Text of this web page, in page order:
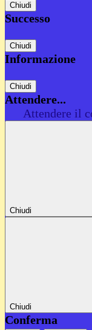
Chiudi
Successo
Chiudi
Informazione
Chiudi
Attendere...
Attendere il
Chiudi
Chiudi
Conferma